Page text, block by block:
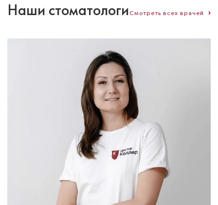
Наши стоматологиСмотреть всех врачей